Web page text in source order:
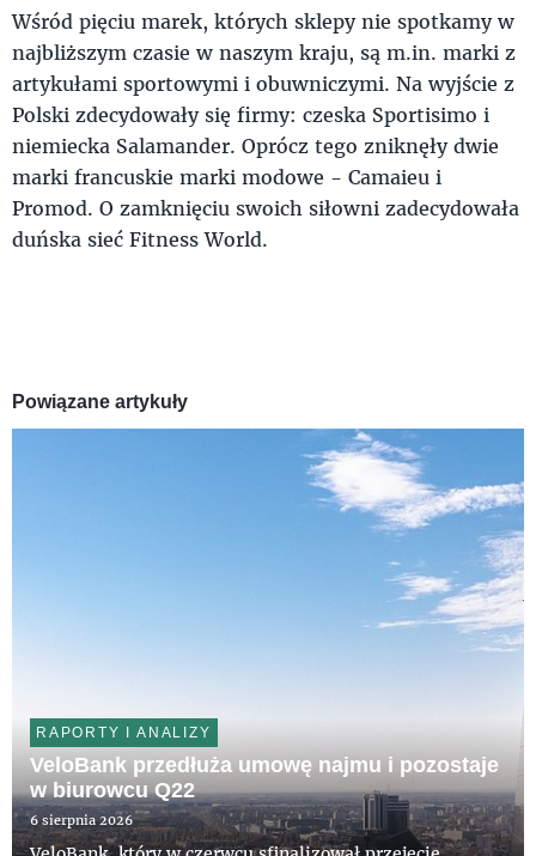
Wśród pięciu marek, których sklepy nie spotkamy w
najbliższym czasie w naszym kraju, są m.in. marki z
artykułami sportowymi i obuwniczymi. Na wyjście z
Polski zdecydowały się firmy: czeska Sportisimo i
niemiecka Salamander. Oprócz tego zniknęły dwie
marki francuskie marki modowe - Camaieu i
Promod. O zamknięciu swoich siłowni zadecydowała
duńska sieć Fitness World.
Powiązane artykuły
RAPORTY I ANALIZY
VeloBank przedłuża umowę najmu i pozostaje
w biurowcu Q22
6 sierpnia 2026